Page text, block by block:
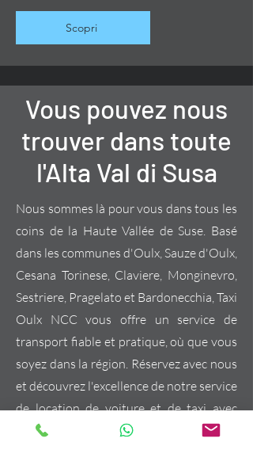
Scopri
Vous pouvez nous
trouver dans toute
l'Alta Val di Susa
Nous sommes là pour vous dans tous les
coins de la Haute Vallée de Suse. Basé
dans les communes d'Oulx, Sauze d'Oulx,
Cesana Torinese, Claviere, Monginevro,
Sestriere, Pragelato et Bardonecchia, Taxi
Oulx NCC vous offre un service de
transport fiable et pratique, où que vous
soyez dans la région. Réservez avec nous
et découvrez l'excellence de notre service
de location de voiture et de taxi avec
chauffeur !